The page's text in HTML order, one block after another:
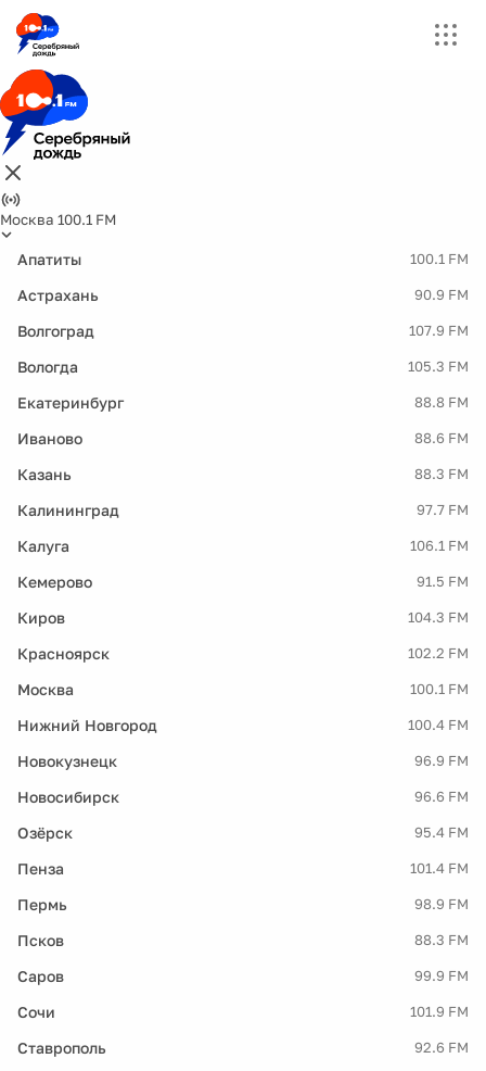
Москва 100.1 FM
Апатиты 100.1 FM
Астрахань 90.9 FM
Волгоград 107.9 FM
Вологда 105.3 FM
Екатеринбург 88.8 FM
Иваново 88.6 FM
Казань 88.3 FM
Калининград 97.7 FM
Калуга 106.1 FM
Кемерово 91.5 FM
Киров 104.3 FM
Красноярск 102.2 FM
Москва 100.1 FM
Нижний Новгород 100.4 FM
Новокузнецк 96.9 FM
Новосибирск 96.6 FM
Озёрск 95.4 FM
Пенза 101.4 FM
Пермь 98.9 FM
Псков 88.3 FM
Саров 99.9 FM
Сочи 101.9 FM
Ставрополь 92.6 FM